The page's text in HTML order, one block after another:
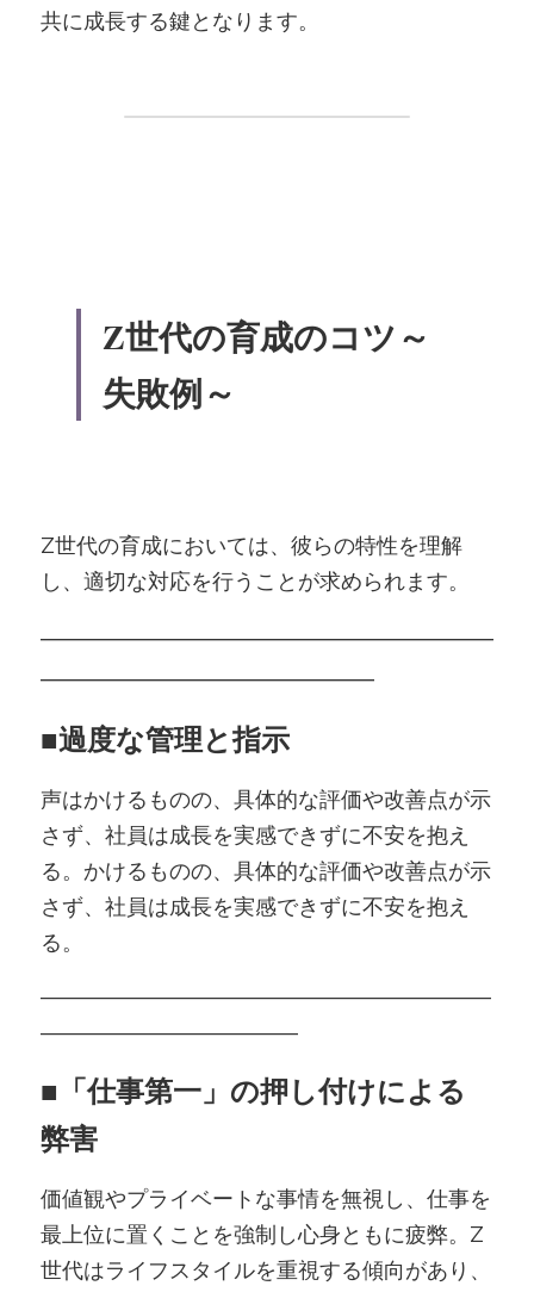
共に成長する鍵となります。
Z世代の育成のコツ～
失敗例～
Z世代の育成においては、彼らの特性を理解
し、適切な対応を行うことが求められます。
―――――――――――――――――――
――――――――――――――
■過度な管理と指示
声はかけるものの、具体的な評価や改善点が示
さず、社員は成長を実感できずに不安を抱え
る。かけるものの、具体的な評価や改善点が示
さず、社員は成長を実感できずに不安を抱え
る。
―――――――――――――――――――――
――――――――――――
■ 「仕事第一」の押し付けによる
弊害
価値観やプライベートな事情を無視し、仕事を
最上位に置くことを強制し心身ともに疲弊。Z
世代はライフスタイルを重視する傾向があり、